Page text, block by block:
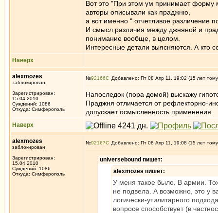
Вот это "При этом ум принимает форму
авторы описывали как праджню,
а вот именно " отчетливое различение
И смысл различия между джняной и
понимание вообще, в целом.
Интересные детали выясняются. А
Наверх
alexmozes
заблокирован
Зарегистрирован:
15.04.2010
Суждений: 1086
Откуда: Симферополь
№92166 Добавлено: Пт 08 Апр 11, 19:02 (15 лет
Напоследок (пора домой) выскажу
Праджня отличается от рефлекторно-
допускает осмысленность применения.
Наверх
alexmozes
заблокирован
Зарегистрирован:
15.04.2010
Суждений: 1086
Откуда: Симферополь
№92167 Добавлено: Пт 08 Апр 11, 19:08 (15 лет
universebound пишет:
alexmozes пишет:
У меня такое было. В армии.
не подвела. А возможно, это у
логически-утилитарного
вопросе способствует (в